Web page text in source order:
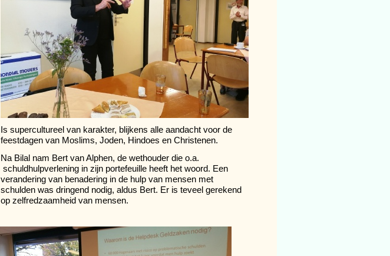
Is supercultureel van karakter, blijkens alle aandacht voor de
feestdagen van Moslims, Joden, Hindoes en Christenen.
Na Bilal nam Bert van Alphen, de wethouder die o.a.
schuldhulpverlening in zijn portefeuille heeft het woord. Een
verandering van benadering in de hulp van mensen met
schulden was dringend nodig, aldus Bert. Er is teveel gerekend
op zelfredzaamheid van mensen.